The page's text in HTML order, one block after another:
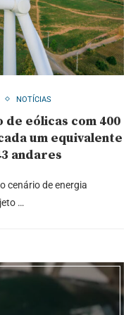
NOTÍCIAS
eólicas com 400
um equivalente
andares
cenário de energia
…